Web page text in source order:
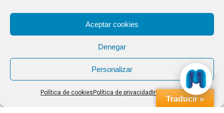
Aceptar cookies
Denegar
Personalizar
Política de cookies Política de privacidad Impressum
Traducir »